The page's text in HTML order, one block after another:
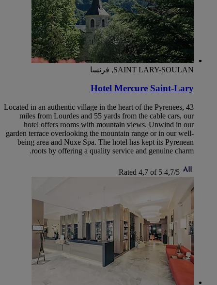
SAINT LARY-SOULAN, فرنسا
Hotel Mercure Saint-Lary
Located in an authentic village in the heart of the Pyrenees, 43
miles from Lourdes and 55 yards from the cable cars, our
hotel offers rooms with mountain views. Unwind in our
garden terrace overlooking the mountain range or in our well-
being area and Nuxe Spa. The hotel has kept its Pyrenean
roots by offering a quality service and genuine charm.
4,7/5
Rated 4,7 of 5